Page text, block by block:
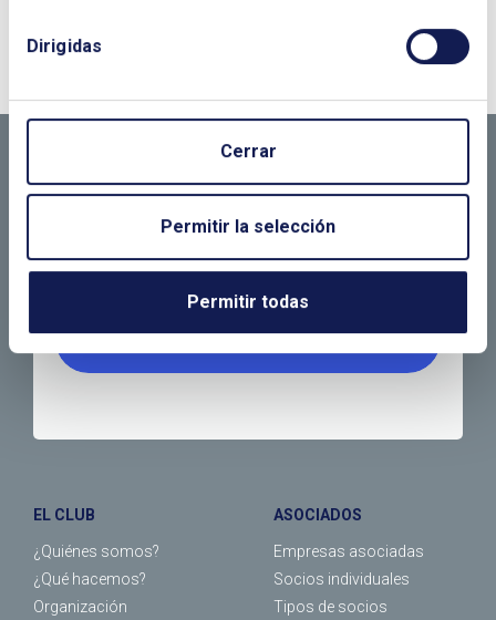
Dirigidas
Cerrar
Permitir la selección
Permitir todas
CONTÁCTANOS SI
NECESITAS MÁS
INFORMACIÓN
EL CLUB
¿Quiénes somos?
¿Qué hacemos?
Organización
ASOCIADOS
Empresas asociadas
Socios individuales
Tipos de socios